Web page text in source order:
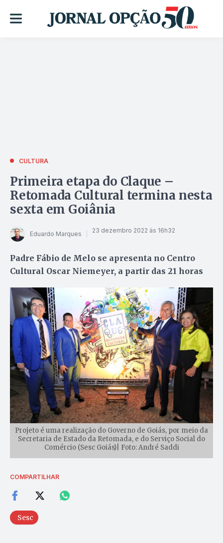
CULTURA
Primeira etapa do Claque –
Retomada Cultural termina nesta
sexta em Goiânia
Eduardo Marques 23 dezembro 2022 às 16h32
Padre Fábio de Melo se apresenta no Centro
Cultural Oscar Niemeyer, a partir das 21 horas
Projeto é uma realização do Governo de Goiás, por meio da
Secretaria de Estado da Retomada, e do Serviço Social do
Comércio (Sesc Goiás)| Foto: André Saddi
COMPARTILHAR
Sesc